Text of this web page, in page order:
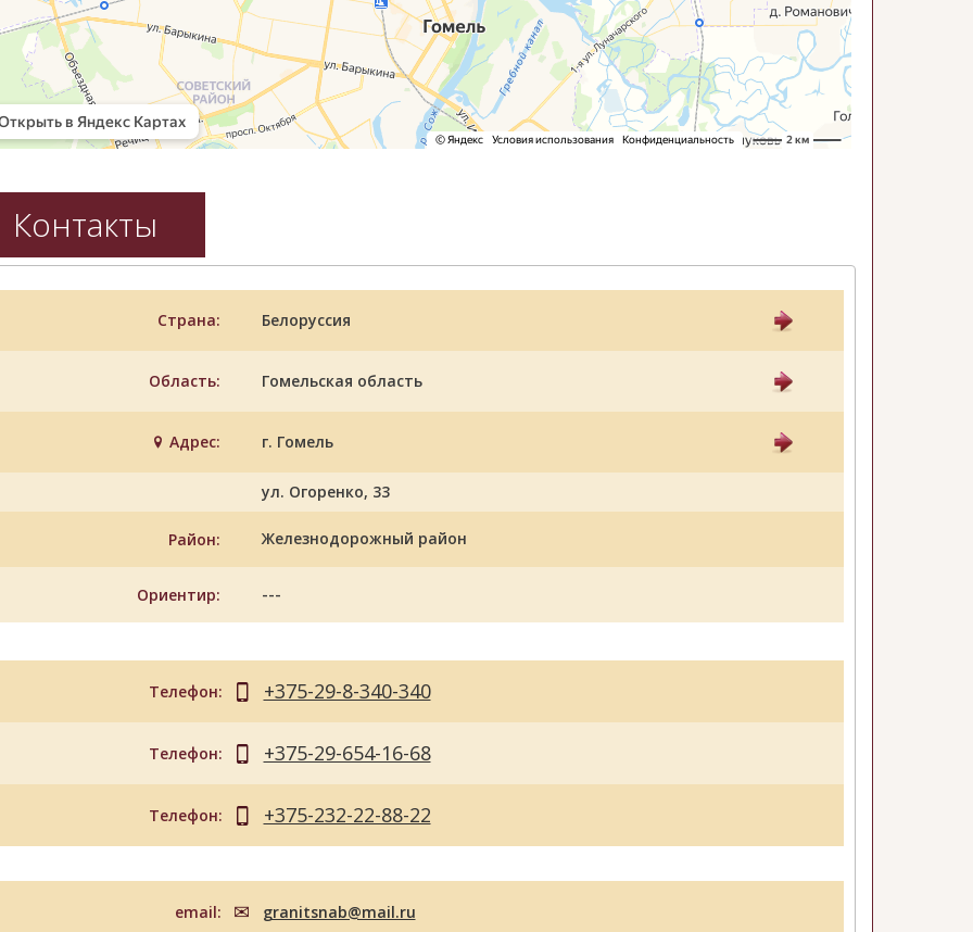
Контакты
Страна: Белоруссия
Область: Гомельская область
Адрес: г. Гомель
ул. Огоренко, 33
Район: Железнодорожный район
Ориентир: ---
Телефон: +375-29-8-340-340
Телефон: +375-29-654-16-68
Телефон: +375-232-22-88-22
email: granitsnab@mail.ru